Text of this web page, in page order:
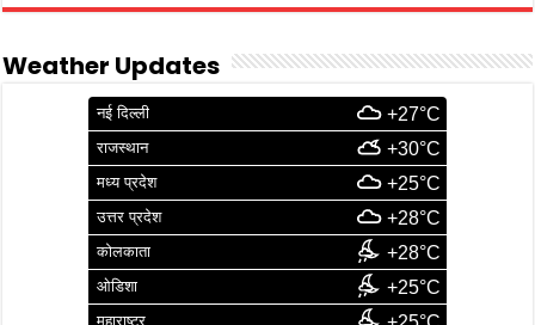
Weather Updates
नई दिल्ली +27°C
राजस्थान +30°C
मध्य प्रदेश +25°C
उत्तर प्रदेश +28°C
कोलकाता +28°C
ओडिशा +25°C
महाराष्ट्र